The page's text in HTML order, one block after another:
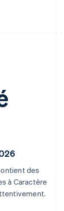
des
à Caractère